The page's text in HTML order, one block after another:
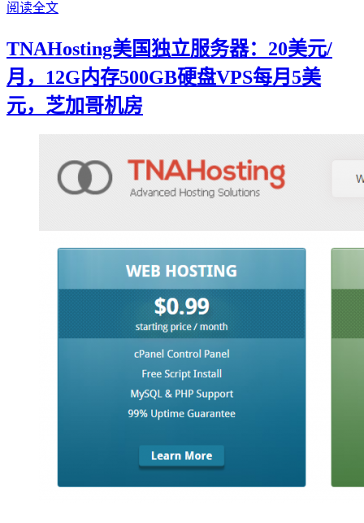
阅读全文
TNAHosting美国独立服务器：20美元/
月，12G内存500GB硬盘VPS每月5美
元，芝加哥机房